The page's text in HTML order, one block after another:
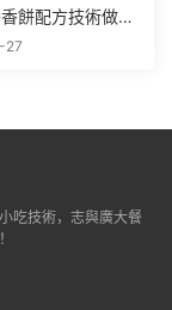
餅配方技術做法
特色小吃培訓商
27
吃技術，志與廣大餐